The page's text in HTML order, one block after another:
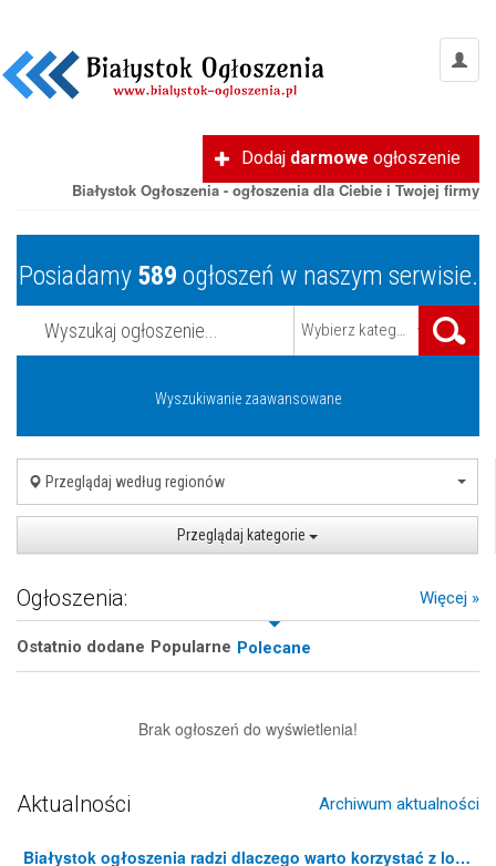
Dodaj darmowe ogłoszenie
Białystok Ogłoszenia - ogłoszenia dla Ciebie i Twojej firmy
Posiadamy 589 ogłoszeń w naszym serwisie.
Wybierz kategorię
Wyszukiwanie zaawansowane
Przeglądaj według regionów
Przeglądaj kategorie
Ogłoszenia: Więcej »
Ostatnio dodane Popularne Polecane
Brak ogłoszeń do wyświetlenia!
Aktualności Archiwum aktualności
Białystok ogłoszenia radzi dlaczego warto korzystać z lokalnych portali ogłoszeniowych